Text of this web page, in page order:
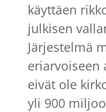
käyttäen
julkisen
Järjestelmä
eriarvoiseen
eivät ole
yli 900